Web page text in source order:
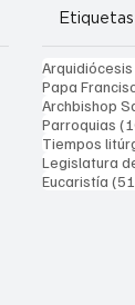
Papa
Archbishop
Parroquias
Tiempos
Legislatura
Eucaristía